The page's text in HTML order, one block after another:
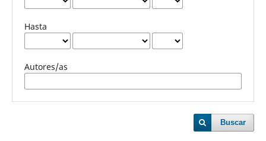
Hasta
Autores/as
Buscar